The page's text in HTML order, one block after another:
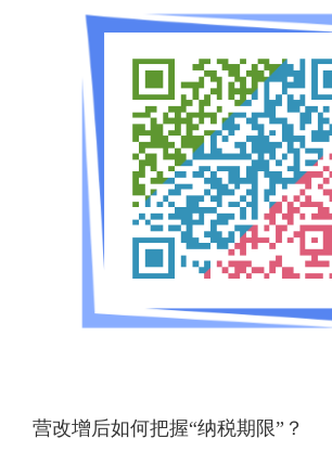
营改增后如何把握“纳税期限”？